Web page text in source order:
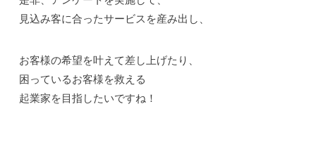
見込み客に合ったサービスを産み出し、
お客様の希望を叶えて差し上げたり、
困っているお客様を救える
起業家を目指したいですね！